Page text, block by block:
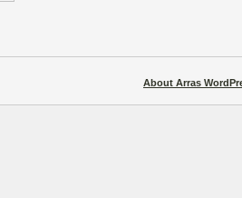
About Arras